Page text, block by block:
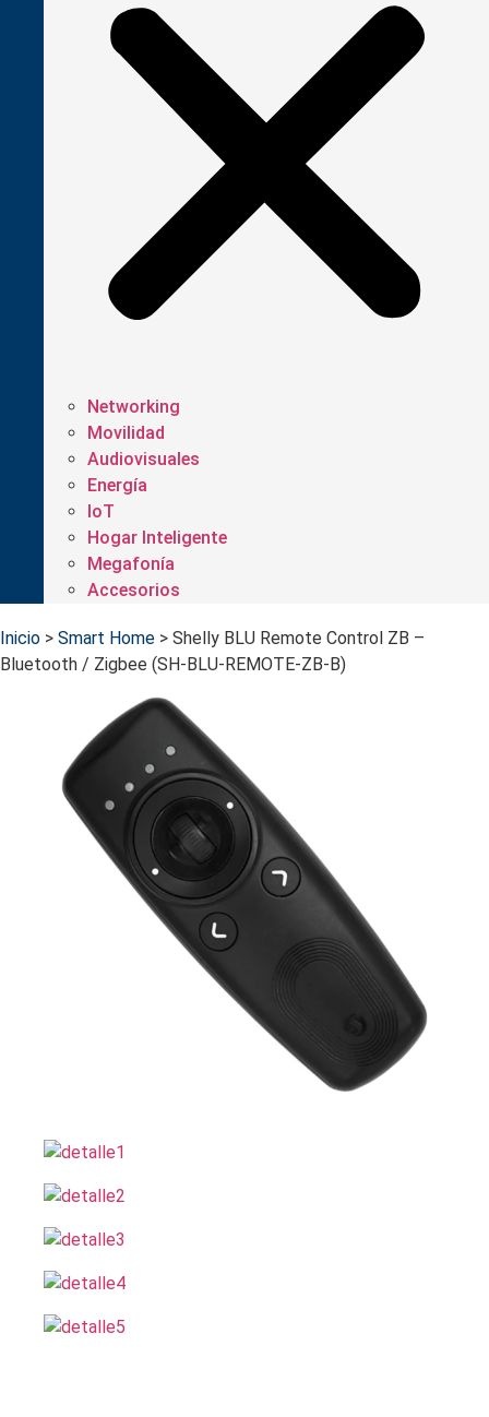
Networking
Movilidad
Audiovisuales
Energía
IoT
Hogar Inteligente
Megafonía
Accesorios
Inicio > Smart Home > Shelly BLU Remote Control ZB –
Bluetooth / Zigbee (SH-BLU-REMOTE-ZB-B)